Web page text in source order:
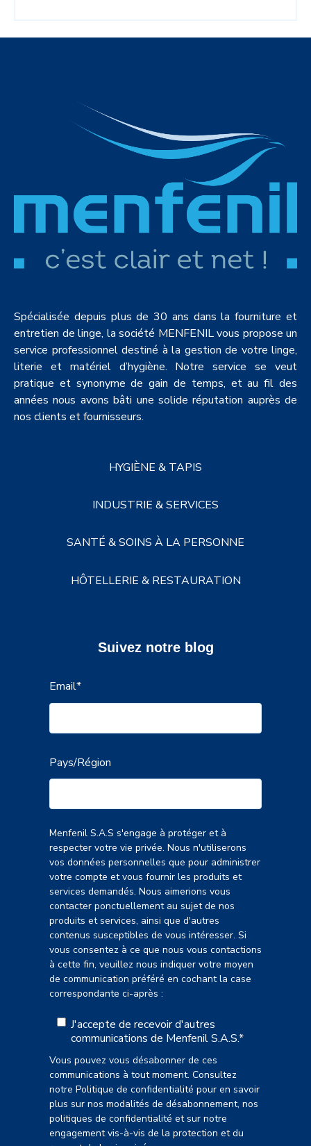
Spécialisée depuis plus de 30 ans dans la fourniture et
entretien de linge, la société MENFENIL vous propose un
service professionnel destiné à la gestion de votre linge,
literie et matériel d’hygiène. Notre service se veut
pratique et synonyme de gain de temps, et au fil des
années nous avons bâti une solide réputation auprès de
nos clients et fournisseurs.
HYGIÈNE & TAPIS
INDUSTRIE & SERVICES
SANTÉ & SOINS À LA PERSONNE
HÔTELLERIE & RESTAURATION
Suivez notre blog
Email*
Pays/Région
Menfenil S.A.S s'engage à protéger et à
respecter votre vie privée. Nous n'utiliserons
vos données personnelles que pour administrer
votre compte et vous fournir les produits et
services demandés. Nous aimerions vous
contacter ponctuellement au sujet de nos
produits et services, ainsi que d'autres
contenus susceptibles de vous intéresser. Si
vous consentez à ce que nous vous contactions
à cette fin, veuillez nous indiquer votre moyen
de communication préféré en cochant la case
correspondante ci-après :
J'accepte de recevoir d'autres
communications de Menfenil S.A.S.*
Vous pouvez vous désabonner de ces
communications à tout moment. Consultez
notre Politique de confidentialité pour en savoir
plus sur nos modalités de désabonnement, nos
politiques de confidentialité et sur notre
engagement vis-à-vis de la protection et du